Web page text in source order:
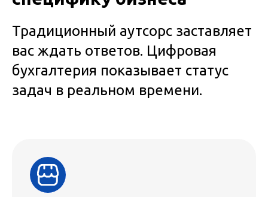
Традиционный аутсорс заставляет
вас ждать ответов. Цифровая
бухгалтерия показывает статус
задач в реальном времени.